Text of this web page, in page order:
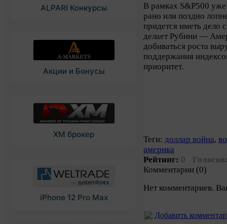
ALPARI Конкурсы
Акции и Бонусы
XM брокер
iPhone 12 Pro Max
В рамках S&P500
рано или поздно
придется иметь дело
делает Рубини —
добиваться роста
поддержания
приоритет.
Теги: доллар война,
америка
Рейтинг: 0
Комментарии (0)
Нет комментариев.
Добавить